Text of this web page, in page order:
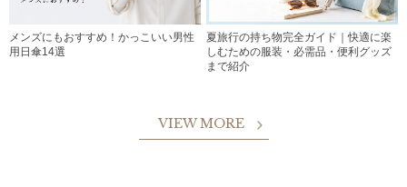
メンズにもおすすめ！かっこいい男性
用日傘14選
夏旅行の持ち物完全ガイド｜快適に楽
しむための服装・必需品・便利グッズ
まで紹介
VIEW MORE